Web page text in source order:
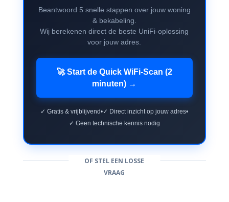
Beantwoord 5 snelle stappen over jouw woning
& bekabeling.
Wij berekenen direct de beste UniFi-oplossing
voor jouw adres.
🚀 Start de Quick WiFi-Scan (2
minuten) →
✓ Gratis & vrijblijvend•✓ Direct inzicht op jouw adres•
✓ Geen technische kennis nodig
OF STEL EEN LOSSE
VRAAG